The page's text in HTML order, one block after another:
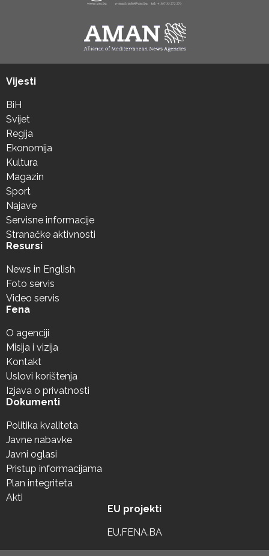
Vijesti
BiH
Svijet
Regija
Ekonomija
Kultura
Magazin
Sport
Najave
Servisne informacije
Stranačke aktivnosti
Resursi
News in English
Foto servis
Video servis
Fena
O agenciji
Misija i vizija
Kontakt
Uslovi korištenja
Izjava o privatnosti
Dokumenti
Politika kvaliteta
Javne nabavke
Javni oglasi
Pristup informacijama
Plan integriteta
Akti
EU projekti
EU.FENA.BA